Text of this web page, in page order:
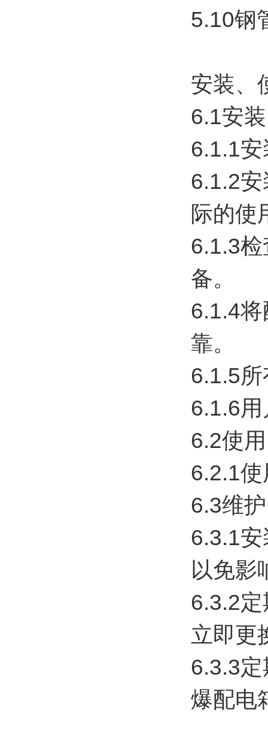
5.10钢
安装、
6.1安装
6.1.1
6.1.2
际的使
6.1.3
备。
6.1.4
靠。
6.1.5
6.1.6
6.2使用
6.2.1
6.3维护
6.3.1
以免影
6.3.2
立即更
6.3.3
爆配电